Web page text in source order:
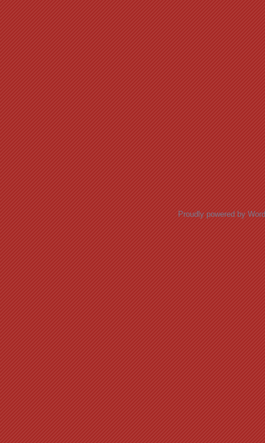
Proudly powered by